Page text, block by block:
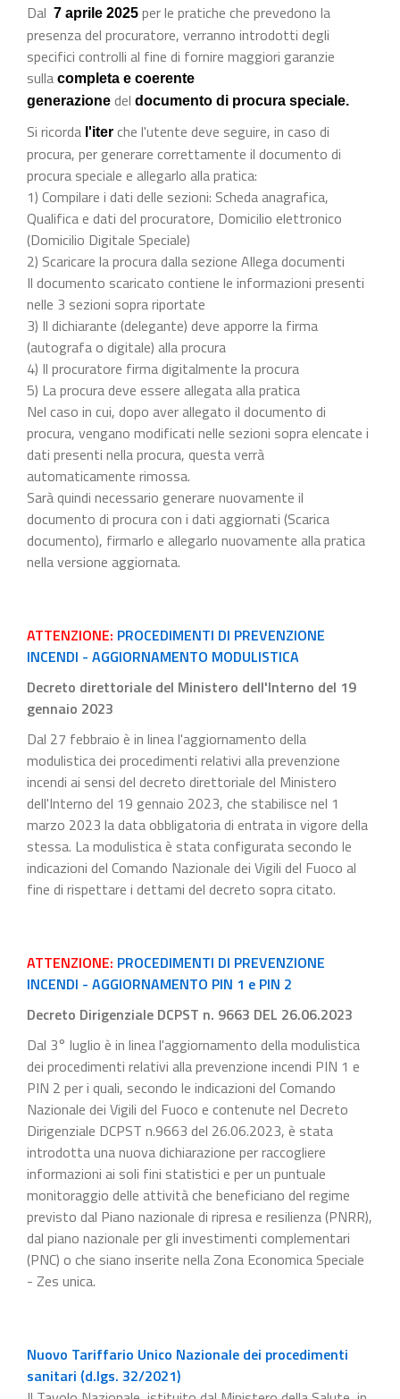
Dal 7 aprile 2025 per le pratiche che prevedono la
presenza del procuratore, verranno introdotti degli
specifici controlli al fine di fornire maggiori garanzie
sulla completa e coerente
generazione del documento di procura speciale.
Si ricorda l'iter che l'utente deve seguire, in caso di
procura, per generare correttamente il documento di
procura speciale e allegarlo alla pratica:
1) Compilare i dati delle sezioni: Scheda anagrafica,
Qualifica e dati del procuratore, Domicilio elettronico
(Domicilio Digitale Speciale)
2) Scaricare la procura dalla sezione Allega documenti
Il documento scaricato contiene le informazioni presenti
nelle 3 sezioni sopra riportate
3) Il dichiarante (delegante) deve apporre la firma
(autografa o digitale) alla procura
4) Il procuratore firma digitalmente la procura
5) La procura deve essere allegata alla pratica
Nel caso in cui, dopo aver allegato il documento di
procura, vengano modificati nelle sezioni sopra elencate i
dati presenti nella procura, questa verrà
automaticamente rimossa.
Sarà quindi necessario generare nuovamente il
documento di procura con i dati aggiornati (Scarica
documento), firmarlo e allegarlo nuovamente alla pratica
nella versione aggiornata.
ATTENZIONE: PROCEDIMENTI DI PREVENZIONE
INCENDI - AGGIORNAMENTO MODULISTICA
Decreto direttoriale del Ministero dell'Interno del 19
gennaio 2023
Dal 27 febbraio è in linea l'aggiornamento della
modulistica dei procedimenti relativi alla prevenzione
incendi ai sensi del decreto direttoriale del Ministero
dell'Interno del 19 gennaio 2023, che stabilisce nel 1
marzo 2023 la data obbligatoria di entrata in vigore della
stessa. La modulistica è stata configurata secondo le
indicazioni del Comando Nazionale dei Vigili del Fuoco al
fine di rispettare i dettami del decreto sopra citato.
ATTENZIONE: PROCEDIMENTI DI PREVENZIONE
INCENDI - AGGIORNAMENTO PIN 1 e PIN 2
Decreto Dirigenziale DCPST n. 9663 DEL 26.06.2023
Dal 3° luglio è in linea l'aggiornamento della modulistica
dei procedimenti relativi alla prevenzione incendi PIN 1 e
PIN 2 per i quali, secondo le indicazioni del Comando
Nazionale dei Vigili del Fuoco e contenute nel Decreto
Dirigenziale DCPST n.9663 del 26.06.2023, è stata
introdotta una nuova dichiarazione per raccogliere
informazioni ai soli fini statistici e per un puntuale
monitoraggio delle attività che beneficiano del regime
previsto dal Piano nazionale di ripresa e resilienza (PNRR),
dal piano nazionale per gli investimenti complementari
(PNC) o che siano inserite nella Zona Economica Speciale
- Zes unica.
Nuovo Tariffario Unico Nazionale dei procedimenti
sanitari (d.lgs. 32/2021)